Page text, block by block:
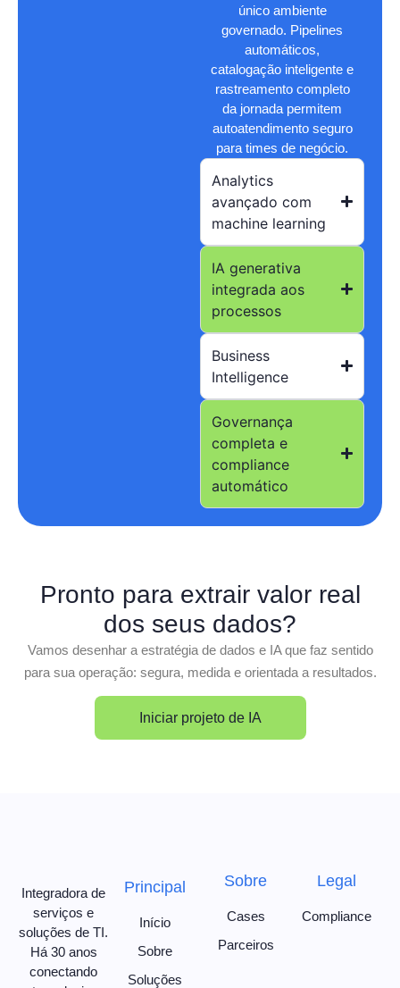
único ambiente
governado. Pipelines
automáticos,
catalogação inteligente e
rastreamento completo
da jornada permitem
autoatendimento seguro
para times de negócio.
Analytics
avançado com
machine learning
IA generativa
integrada aos
processos
Business
Intelligence
Governança
completa e
compliance
automático
Pronto para extrair valor real
dos seus dados?
Vamos desenhar a estratégia de dados e IA que faz sentido
para sua operação: segura, medida e orientada a resultados.
Iniciar projeto de IA
Integradora de
serviços e
soluções de TI.
Há 30 anos
conectando
Principal
Início
Sobre
Soluções
Sobre
Cases
Parceiros
Legal
Compliance